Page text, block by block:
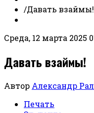
/Давать взаймы!
Среда, 12 марта 2025
Давать взаймы!
Автор Александр
Печать